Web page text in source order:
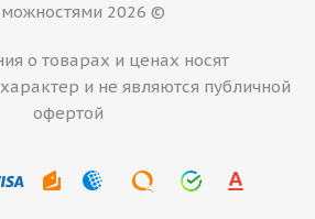
2026 ©
о товарах и ценах носят
и не являются публичной
офертой